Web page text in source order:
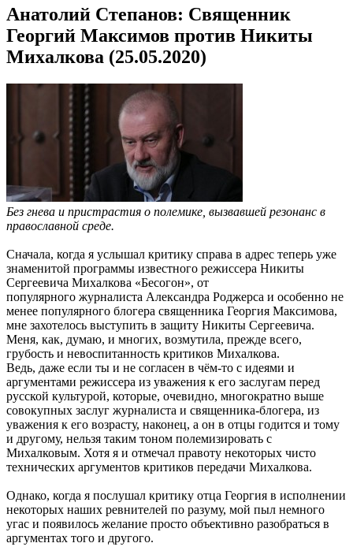
Анатолий Степанов: Священник
Георгий Максимов против Никиты
Михалкова (25.05.2020)
Без гнева и пристрастия о полемике, вызвавшей резонанс в
православной среде.
Сначала, когда я услышал критику справа в адрес теперь уже
знаменитой программы известного режиссера Никиты
Сергеевича Михалкова «Бесогон», от
популярного журналиста Александра Роджерса и особенно не
менее популярного блогера священника Георгия Максимова,
мне захотелось выступить в защиту Никиты Сергеевича.
Меня, как, думаю, и многих, возмутила, прежде всего,
грубость и невоспитанность критиков Михалкова.
Ведь, даже если ты и не согласен в чём-то с идеями и
аргументами режиссера из уважения к его заслугам перед
русской культурой, которые, очевидно, многократно выше
совокупных заслуг журналиста и священника-блогера, из
уважения к его возрасту, наконец, а он в отцы годится и тому
и другому, нельзя таким тоном полемизировать с
Михалковым. Хотя я и отмечал правоту некоторых чисто
технических аргументов критиков передачи Михалкова.
Однако, когда я послушал критику отца Георгия в исполнении
некоторых наших ревнителей по разуму, мой пыл немного
угас и появилось желание просто объективно разобраться в
аргументах того и другого.